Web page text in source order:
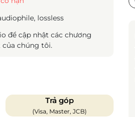
lossless
để cập nhật các chương
chúng tôi.
Trả góp
(Visa, Master, JCB)